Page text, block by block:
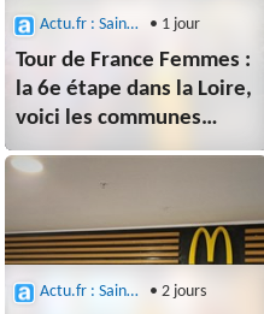
Actu.fr : Saint-Etienne • 1 jour
Tour de France Femmes :
la 6e étape dans la Loire,
voici les communes
traversées et les
routes coupées
Actu.fr : Saint-Etienne • 2 jours